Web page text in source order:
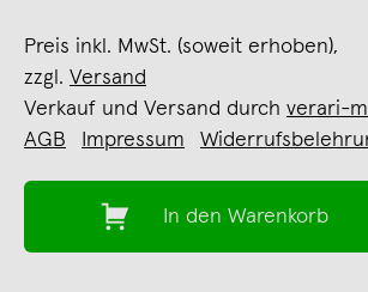
Preis inkl. MwSt. (soweit erhoben),
zzgl. Versand
Verkauf und Versand durch verari-
AGB
Impressum
In den Warenkorb